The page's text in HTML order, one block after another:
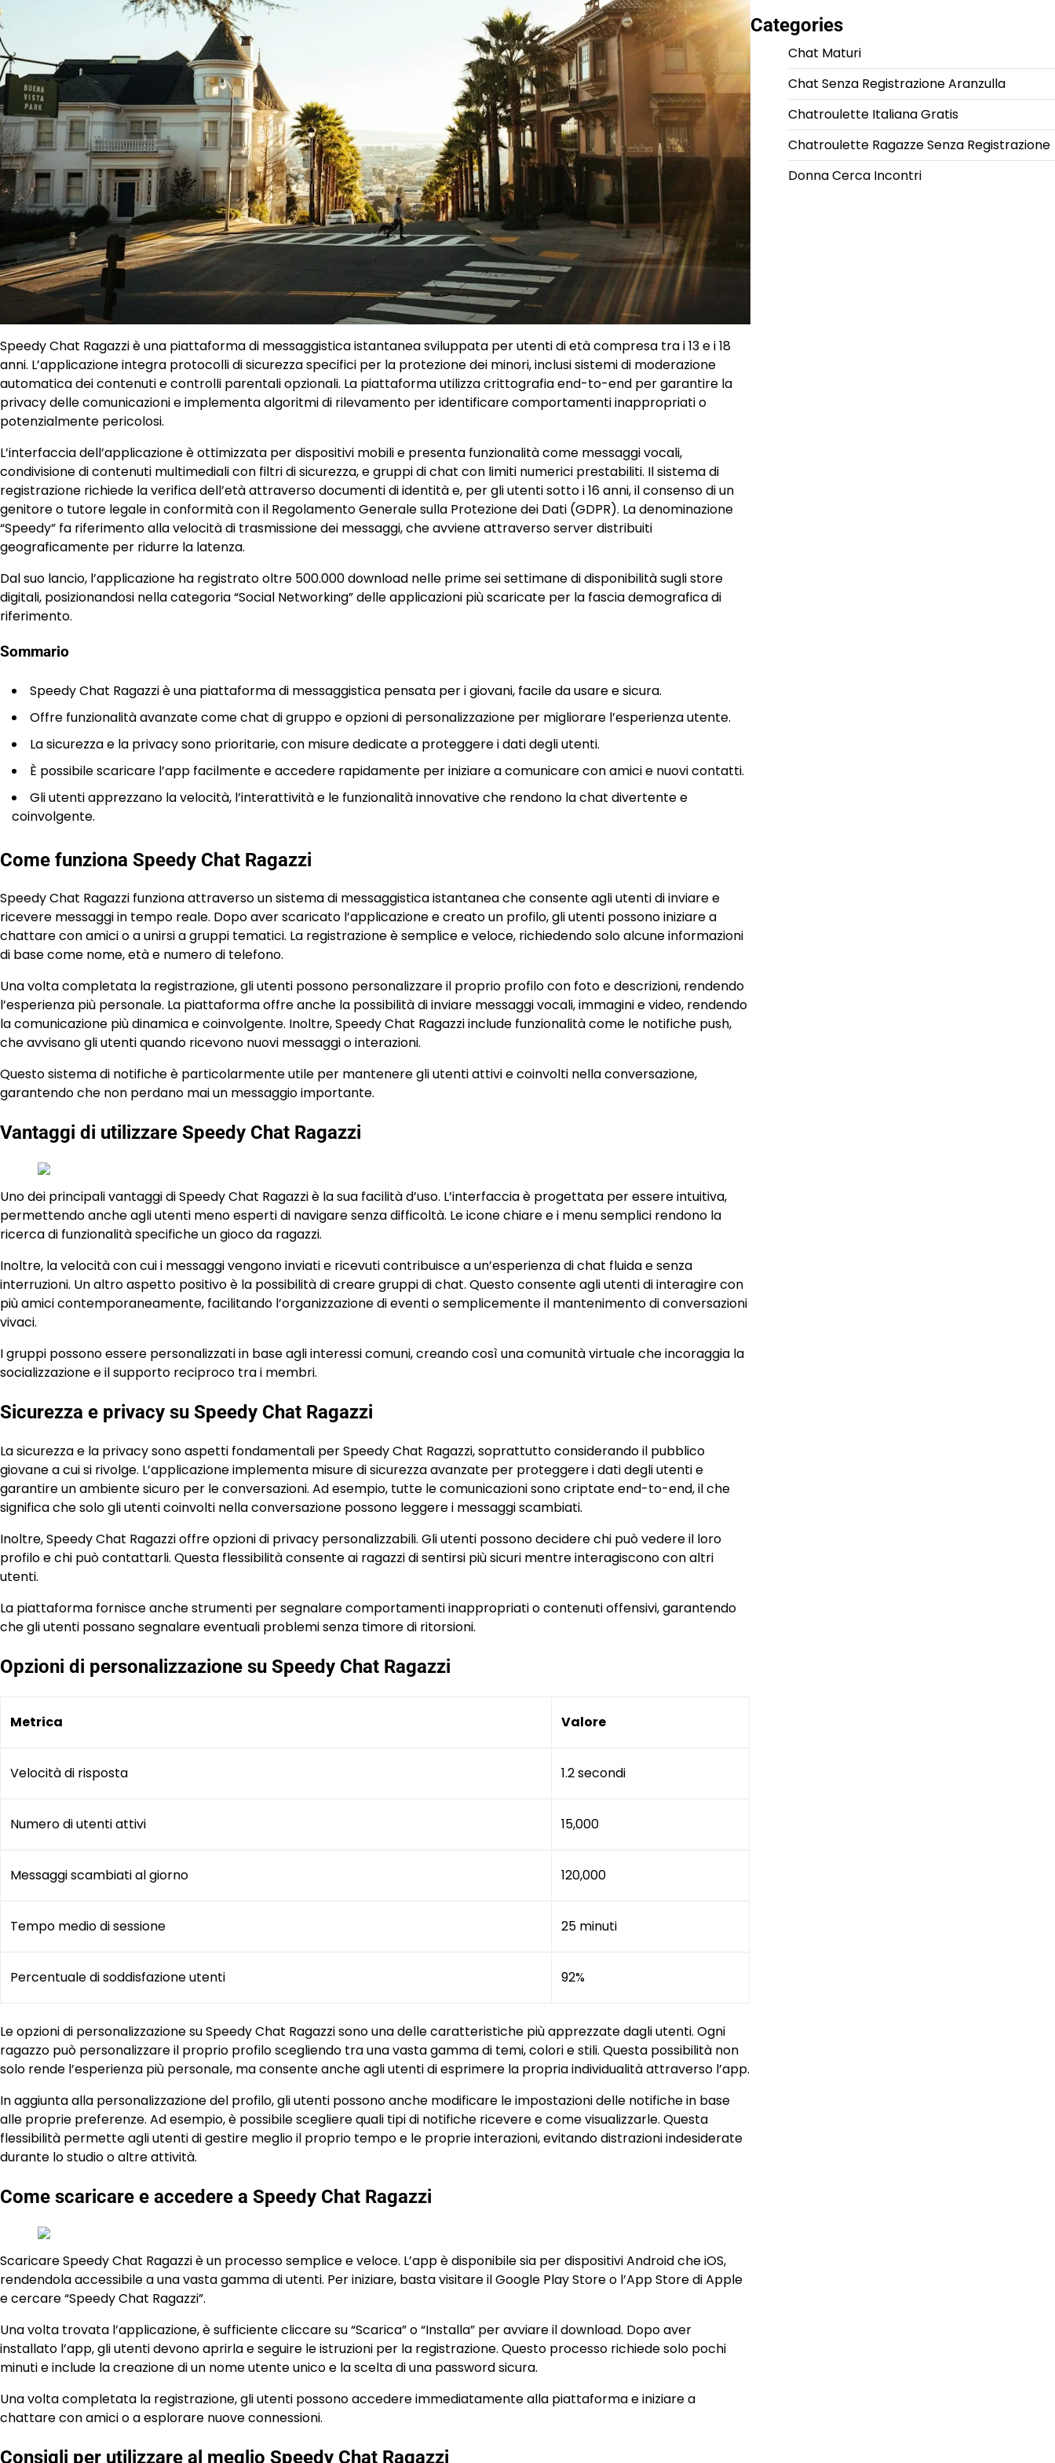
Speedy Chat Ragazzi è una piattaforma di messaggistica istantanea sviluppata per utenti di età compresa tra i 13 e i 18
anni. L’applicazione integra protocolli di sicurezza specifici per la protezione dei minori, inclusi sistemi di moderazione
automatica dei contenuti e controlli parentali opzionali. La piattaforma utilizza crittografia end-to-end per garantire la
privacy delle comunicazioni e implementa algoritmi di rilevamento per identificare comportamenti inappropriati o
potenzialmente pericolosi.
L’interfaccia dell’applicazione è ottimizzata per dispositivi mobili e presenta funzionalità come messaggi vocali,
condivisione di contenuti multimediali con filtri di sicurezza, e gruppi di chat con limiti numerici prestabiliti. Il sistema di
registrazione richiede la verifica dell’età attraverso documenti di identità e, per gli utenti sotto i 16 anni, il consenso di un
genitore o tutore legale in conformità con il Regolamento Generale sulla Protezione dei Dati (GDPR). La denominazione
“Speedy” fa riferimento alla velocità di trasmissione dei messaggi, che avviene attraverso server distribuiti
geograficamente per ridurre la latenza.
Dal suo lancio, l’applicazione ha registrato oltre 500.000 download nelle prime sei settimane di disponibilità sugli store
digitali, posizionandosi nella categoria “Social Networking” delle applicazioni più scaricate per la fascia demografica di
riferimento.
Sommario
Speedy Chat Ragazzi è una piattaforma di messaggistica pensata per i giovani, facile da usare e sicura.
Offre funzionalità avanzate come chat di gruppo e opzioni di personalizzazione per migliorare l’esperienza utente.
La sicurezza e la privacy sono prioritarie, con misure dedicate a proteggere i dati degli utenti.
È possibile scaricare l’app facilmente e accedere rapidamente per iniziare a comunicare con amici e nuovi contatti.
Gli utenti apprezzano la velocità, l’interattività e le funzionalità innovative che rendono la chat divertente e
coinvolgente.
Come funziona Speedy Chat Ragazzi
Speedy Chat Ragazzi funziona attraverso un sistema di messaggistica istantanea che consente agli utenti di inviare e
ricevere messaggi in tempo reale. Dopo aver scaricato l’applicazione e creato un profilo, gli utenti possono iniziare a
chattare con amici o a unirsi a gruppi tematici. La registrazione è semplice e veloce, richiedendo solo alcune informazioni
di base come nome, età e numero di telefono.
Una volta completata la registrazione, gli utenti possono personalizzare il proprio profilo con foto e descrizioni, rendendo
l’esperienza più personale. La piattaforma offre anche la possibilità di inviare messaggi vocali, immagini e video, rendendo
la comunicazione più dinamica e coinvolgente. Inoltre, Speedy Chat Ragazzi include funzionalità come le notifiche push,
che avvisano gli utenti quando ricevono nuovi messaggi o interazioni.
Questo sistema di notifiche è particolarmente utile per mantenere gli utenti attivi e coinvolti nella conversazione,
garantendo che non perdano mai un messaggio importante.
Vantaggi di utilizzare Speedy Chat Ragazzi
Uno dei principali vantaggi di Speedy Chat Ragazzi è la sua facilità d’uso. L’interfaccia è progettata per essere intuitiva,
permettendo anche agli utenti meno esperti di navigare senza difficoltà. Le icone chiare e i menu semplici rendono la
ricerca di funzionalità specifiche un gioco da ragazzi.
Inoltre, la velocità con cui i messaggi vengono inviati e ricevuti contribuisce a un’esperienza di chat fluida e senza
interruzioni. Un altro aspetto positivo è la possibilità di creare gruppi di chat. Questo consente agli utenti di interagire con
più amici contemporaneamente, facilitando l’organizzazione di eventi o semplicemente il mantenimento di conversazioni
vivaci.
I gruppi possono essere personalizzati in base agli interessi comuni, creando così una comunità virtuale che incoraggia la
socializzazione e il supporto reciproco tra i membri.
Sicurezza e privacy su Speedy Chat Ragazzi
La sicurezza e la privacy sono aspetti fondamentali per Speedy Chat Ragazzi, soprattutto considerando il pubblico
giovane a cui si rivolge. L’applicazione implementa misure di sicurezza avanzate per proteggere i dati degli utenti e
garantire un ambiente sicuro per le conversazioni. Ad esempio, tutte le comunicazioni sono criptate end-to-end, il che
significa che solo gli utenti coinvolti nella conversazione possono leggere i messaggi scambiati.
Inoltre, Speedy Chat Ragazzi offre opzioni di privacy personalizzabili. Gli utenti possono decidere chi può vedere il loro
profilo e chi può contattarli. Questa flessibilità consente ai ragazzi di sentirsi più sicuri mentre interagiscono con altri
utenti.
La piattaforma fornisce anche strumenti per segnalare comportamenti inappropriati o contenuti offensivi, garantendo
che gli utenti possano segnalare eventuali problemi senza timore di ritorsioni.
Opzioni di personalizzazione su Speedy Chat Ragazzi
Metrica Valore
Velocità di risposta 1.2 secondi
Numero di utenti attivi 15,000
Messaggi scambiati al giorno 120,000
Tempo medio di sessione 25 minuti
Percentuale di soddisfazione utenti 92%
Le opzioni di personalizzazione su Speedy Chat Ragazzi sono una delle caratteristiche più apprezzate dagli utenti. Ogni
ragazzo può personalizzare il proprio profilo scegliendo tra una vasta gamma di temi, colori e stili. Questa possibilità non
solo rende l’esperienza più personale, ma consente anche agli utenti di esprimere la propria individualità attraverso l’app.
In aggiunta alla personalizzazione del profilo, gli utenti possono anche modificare le impostazioni delle notifiche in base
alle proprie preferenze. Ad esempio, è possibile scegliere quali tipi di notifiche ricevere e come visualizzarle. Questa
flessibilità permette agli utenti di gestire meglio il proprio tempo e le proprie interazioni, evitando distrazioni indesiderate
durante lo studio o altre attività.
Come scaricare e accedere a Speedy Chat Ragazzi
Scaricare Speedy Chat Ragazzi è un processo semplice e veloce. L’app è disponibile sia per dispositivi Android che iOS,
rendendola accessibile a una vasta gamma di utenti. Per iniziare, basta visitare il Google Play Store o l’App Store di Apple
e cercare “Speedy Chat Ragazzi”.
Una volta trovata l’applicazione, è sufficiente cliccare su “Scarica” o “Installa” per avviare il download. Dopo aver
installato l’app, gli utenti devono aprirla e seguire le istruzioni per la registrazione. Questo processo richiede solo pochi
minuti e include la creazione di un nome utente unico e la scelta di una password sicura.
Una volta completata la registrazione, gli utenti possono accedere immediatamente alla piattaforma e iniziare a
chattare con amici o a esplorare nuove connessioni.
Consigli per utilizzare al meglio Speedy Chat Ragazzi
Categories
Chat Maturi
Chat Senza Registrazione Aranzulla
Chatroulette Italiana Gratis
Chatroulette Ragazze Senza Registrazione
Donna Cerca Incontri